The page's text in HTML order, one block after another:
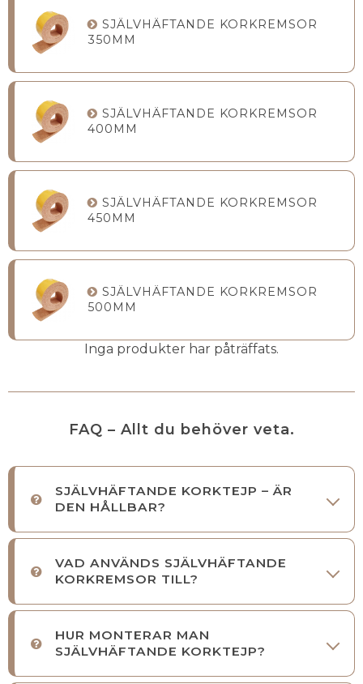
SJÄLVHÄFTANDE KORKREMSOR
350MM
SJÄLVHÄFTANDE KORKREMSOR
400MM
SJÄLVHÄFTANDE KORKREMSOR
450MM
SJÄLVHÄFTANDE KORKREMSOR
500MM
Inga produkter har påträffats.
FAQ – Allt du behöver veta.
SJÄLVHÄFTANDE KORKTEJP – ÄR
DEN HÅLLBAR?
VAD ANVÄNDS SJÄLVHÄFTANDE
KORKREMSOR TILL?
HUR MONTERAR MAN
SJÄLVHÄFTANDE KORKTEJP?